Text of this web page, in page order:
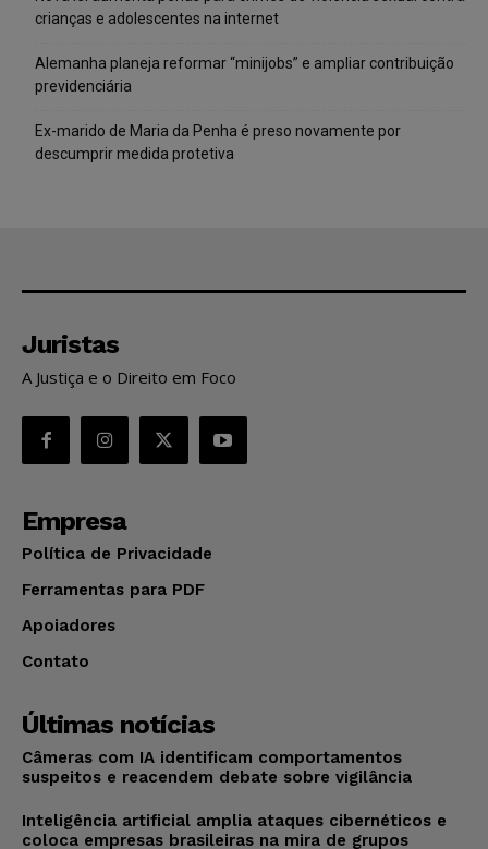
crianças e adolescentes na internet
Alemanha planeja reformar “minijobs” e ampliar contribuição
previdenciária
Ex-marido de Maria da Penha é preso novamente por
descumprir medida protetiva
Juristas
A Justiça e o Direito em Foco
Empresa
Política de Privacidade
Ferramentas para PDF
Apoiadores
Contato
Últimas notícias
Câmeras com IA identificam comportamentos
suspeitos e reacendem debate sobre vigilância
Inteligência artificial amplia ataques cibernéticos e
coloca empresas brasileiras na mira de grupos